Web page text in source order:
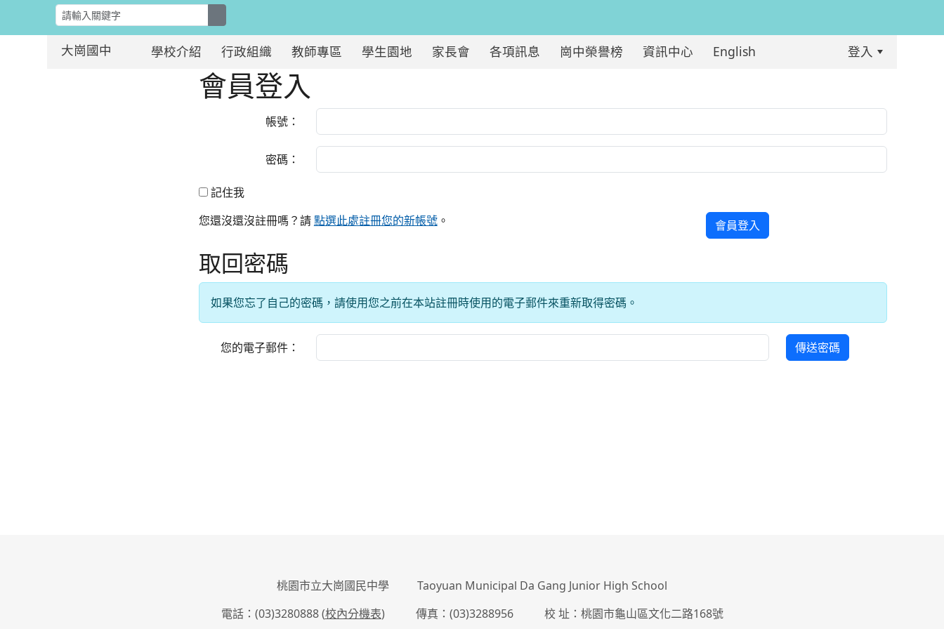
大崗國中 學校介紹 行政組織 教師專區 學生園地 家長會 各項訊息 崗中榮譽榜 資訊中心 English 登入
會員登入
帳號：
密碼：
記住我
記住我
您還沒還沒註冊嗎？請點選此處註冊您的新帳號。 會員登入
取回密碼
如果您忘了自己的密碼，請使用您之前在本站註冊時使用的電子郵件來重新取得密碼。
您的電子郵件： 傳送密碼
桃園市立大崗國民中學 Taoyuan Municipal Da Gang Junior High School
電話：(03)3280888 (校內分機表) 傳真：(03)3288956 校 址：桃園市龜山區文化二路168號